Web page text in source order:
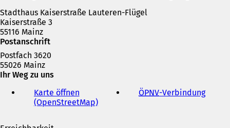
e
b
Stadthaus Kaiserstraße Lauteren-Flügel
Kaiserstraße 3
55116 Mainz
Postanschrift
Postfach 3620
55026 Mainz
Ihr Weg zu uns
Karte öffnen
(OpenStreetMap)(
ÖPNV-Verbindung(